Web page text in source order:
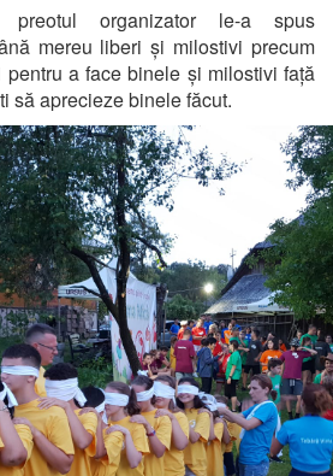
organizator le-a spus
mereu liberi și milostivi precum
a face binele și milostivi față
să aprecieze binele făcut.